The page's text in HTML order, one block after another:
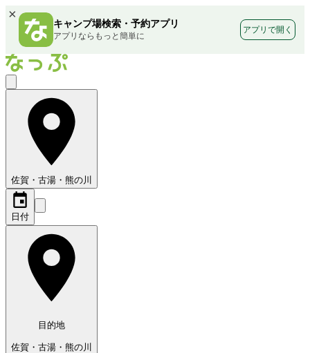
×
キャンプ場検索・予約アプリ
アプリならもっと簡単に
アプリで開く
佐賀・古湯・熊の川
日付
目的地
佐賀・古湯・熊の川